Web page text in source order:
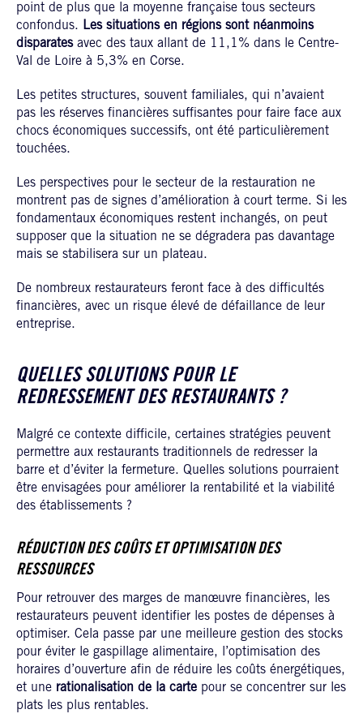
point de plus que la moyenne française tous secteurs
confondus. Les situations en régions sont néanmoins
disparatesavec des taux allant de 11,1% dans le Centre-
Val de Loire à 5,3% en Corse.
Les petites structures, souvent familiales, qui n’avaient
pas les réserves financières suffisantes pour faire face aux
chocs économiques successifs, ont été particulièrement
touchées.
Les perspectives pour le secteur de la restauration ne
montrent pas de signes d’amélioration à court terme. Si les
fondamentaux économiques restent inchangés, on peut
supposer que la situation ne se dégradera pas davantage
mais se stabilisera sur un plateau.
De nombreux restaurateurs feront face à des difficultés
financières, avec un risque élevé de défaillance de leur
entreprise.
QUELLES SOLUTIONS POUR LE
REDRESSEMENT DES RESTAURANTS ?
Malgré ce contexte difficile, certaines stratégies peuvent
permettre aux restaurants traditionnels de redresser la
barre et d’éviter la fermeture. Quelles solutions pourraient
être envisagées pour améliorer la rentabilité et la viabilité
des établissements ?
RÉDUCTION DES COÛTS ET OPTIMISATION DES
RESSOURCES
Pour retrouver des marges de manœuvre financières, les
restaurateurs peuvent identifier les postes de dépenses à
optimiser. Cela passe par une meilleure gestion des stocks
pour éviter le gaspillage alimentaire, l’optimisation des
horaires d’ouverture afin de réduire les coûts énergétiques,
et une rationalisation de la carte pour se concentrer sur les
plats les plus rentables.